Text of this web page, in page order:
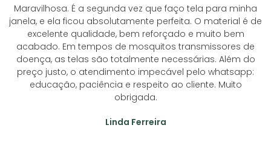
Maravilhosa. É a segunda vez que faço tela para minha
janela, e ela ficou absolutamente perfeita. O material é de
excelente qualidade, bem reforçado e muito bem
acabado. Em tempos de mosquitos transmissores de
doença, as telas são totalmente necessárias. Além do
preço justo, o atendimento impecável pelo whatsapp:
educação, paciência e respeito ao cliente. Muito
obrigada.
Linda Ferreira